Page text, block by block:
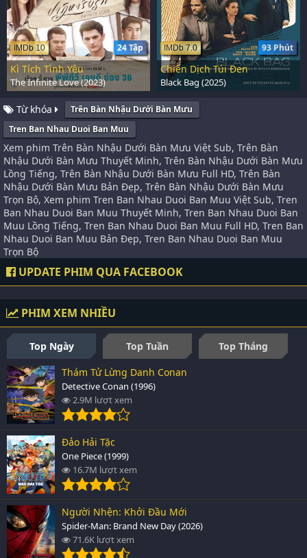
24 Tập
IMDb 10
Kì Tích Tình Yêu
The Infinite Love (2023)
93 Phút
IMDb 7.0
Chiến Dịch Túi Đen
Black Bag (2025)
Từ khóa
Trên Bàn Nhậu Dưới Bàn Mưu
Tren Ban Nhau Duoi Ban Muu
Xem phim Trên Bàn Nhậu Dưới Bàn Mưu Việt Sub, Trên Bàn
Nhậu Dưới Bàn Mưu Thuyết Minh, Trên Bàn Nhậu Dưới Bàn Mưu
Lồng Tiếng, Trên Bàn Nhậu Dưới Bàn Mưu Full HD, Trên Bàn
Nhậu Dưới Bàn Mưu Bản Đẹp, Trên Bàn Nhậu Dưới Bàn Mưu
Trọn Bộ, Xem phim Tren Ban Nhau Duoi Ban Muu Việt Sub, Tren
Ban Nhau Duoi Ban Muu Thuyết Minh, Tren Ban Nhau Duoi Ban
Muu Lồng Tiếng, Tren Ban Nhau Duoi Ban Muu Full HD, Tren Ban
Nhau Duoi Ban Muu Bản Đẹp, Tren Ban Nhau Duoi Ban Muu
Trọn Bộ
UPDATE PHIM QUA FACEBOOK
PHIM XEM NHIỀU
Top Ngày Top Tuần
Top Tháng
Thám Tử Lừng Danh Conan
Detective Conan (1996)
2.9M lượt xem
Đảo Hải Tặc
One Piece (1999)
16.7M lượt xem
Người Nhện: Khởi Đầu Mới
Spider-Man: Brand New Day (2026)
71.6K lượt xem